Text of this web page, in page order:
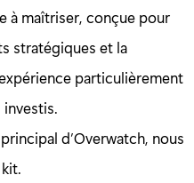
à maîtriser, conçue pour
stratégiques et la
particulièrement
d’Overwatch, nous